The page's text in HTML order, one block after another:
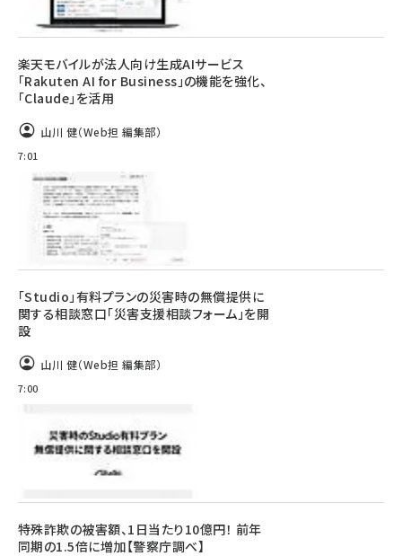
楽天モバイルが法人向け生成AIサービス
「Rakuten AI for Business」の機能を強化、
「Claude」を活用
山川 健（Web担 編集部）
7:01
「Studio」有料プランの災害時の無償提供に
関する相談窓口「災害支援相談フォーム」を開
設
山川 健（Web担 編集部）
7:00
特殊詐欺の被害額、1日当たり10億円！ 前年
同期の1.5倍に増加【警察庁調べ】